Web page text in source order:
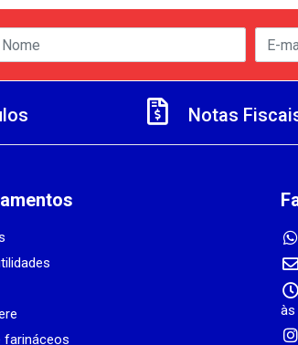
Notas
farináceos
às